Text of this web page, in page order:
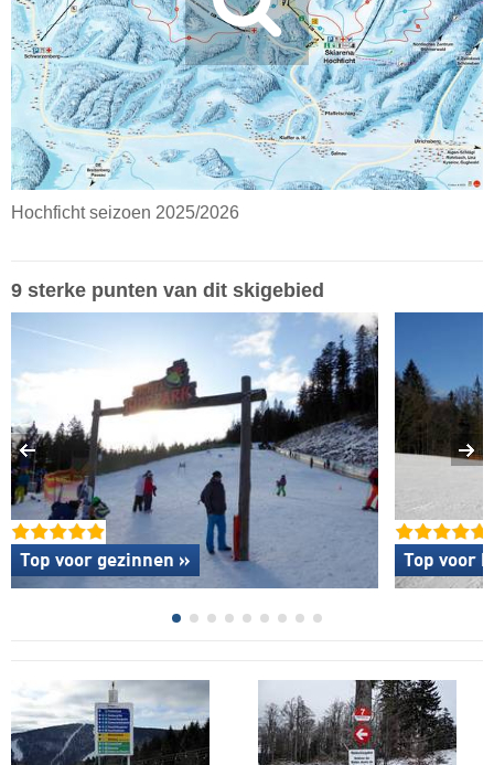
Hochficht seizoen 2025/2026
9 sterke punten van dit skigebied
Top voor gezinnen » Top voor